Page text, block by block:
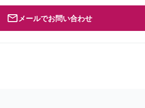
メールでお問い合わせ